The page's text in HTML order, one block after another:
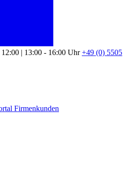
| 13:00 - 16:00 Uhr+49 (0) 5505
Firmenkunden